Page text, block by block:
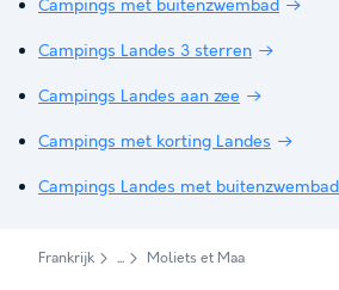
Campings met buitenzwembad
Campings Landes 3 sterren
Campings Landes aan zee
Campings met korting Landes
Campings Landes met buitenzwembad
Frankrijk Moliets et Maa